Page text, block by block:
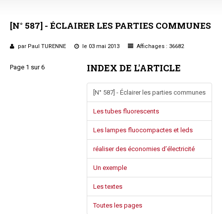
Au Parlement
Gestion et maintenance
Jurisprudence
Questions/réponses
Copro. en difficulté
[N° 587] - ÉCLAIRER LES PARTIES COMMUNES
par Paul TURENNE le 03 mai 2013 Affichages : 36682
INDEX DE L'ARTICLE
[N° 587] - Éclairer les parties communes
Les tubes fluorescents
Les lampes fluocompactes et leds
réaliser des économies d’électricité
Un exemple
Les textes
Toutes les pages
Page 1 sur 6